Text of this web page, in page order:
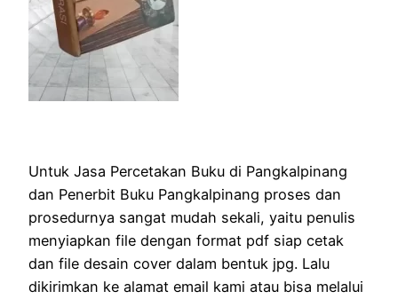
Untuk Jasa Percetakan Buku di Pangkalpinang
dan Penerbit Buku Pangkalpinang proses dan
prosedurnya sangat mudah sekali, yaitu penulis
menyiapkan file dengan format pdf siap cetak
dan file desain cover dalam bentuk jpg. Lalu
dikirimkan ke alamat email kami atau bisa melalui